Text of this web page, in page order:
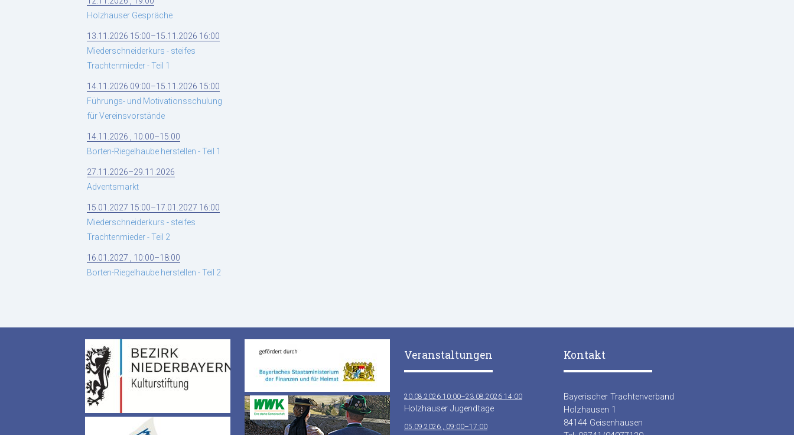
Holzhauser Gespräche
13.11.2026 15:00–15.11.2026 16:00
Miederschneiderkurs - steifes
Trachtenmieder - Teil 1
14.11.2026 09:00–15.11.2026 15:00
Führungs- und Motivationsschulung
für Vereinsvorstände
14.11.2026 , 10:00–15:00
Borten-Riegelhaube herstellen - Teil 1
27.11.2026–29.11.2026
Adventsmarkt
15.01.2027 15:00–17.01.2027 16:00
Miederschneiderkurs - steifes
Trachtenmieder - Teil 2
16.01.2027 , 10:00–18:00
Borten-Riegelhaube herstellen - Teil 2
Veranstaltungen
20.08.2026 10:00–23.08.2026 14:00
Holzhauser Jugendtage
05.09.2026 , 09:00–17:00
Kontakt
Bayerischer Trachtenverband
Holzhausen 1
84144 Geisenhausen